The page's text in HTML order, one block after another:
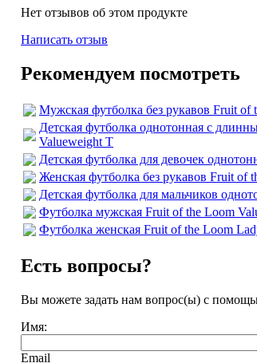
Нет отзывов об этом продукте
Написать отзыв
Рекомендуем посмотреть
Мужская футболка без рукавов Fruit of
Детская футболка однотонная с
Valueweight T
Детская футболка для девочек
Женская футболка без рукавов Fruit of
Детская футболка для мальчиков
Футболка мужская Fruit of the Loom
Футболка женская Fruit of the Loom
Есть вопросы?
Вы можете задать нам вопрос(ы) с
Имя:
Email